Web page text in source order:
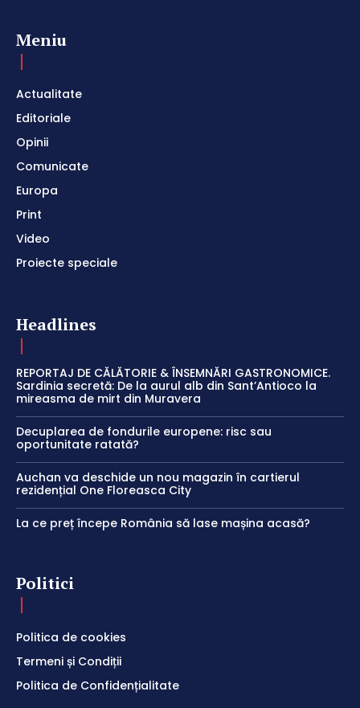
Meniu
Actualitate
Editoriale
Opinii
Comunicate
Europa
Print
Video
Proiecte speciale
Headlines
REPORTAJ DE CĂLĂTORIE & ÎNSEMNĂRI GASTRONOMICE.
Sardinia secretă: De la aurul alb din Sant’Antioco la
mireasma de mirt din Muravera
Decuplarea de fondurile europene: risc sau
oportunitate ratată?
Auchan va deschide un nou magazin în cartierul
rezidențial One Floreasca City
La ce preț începe România să lase mașina acasă?
Politici
Politica de cookies
Termeni și Condiții
Politica de Confidențialitate